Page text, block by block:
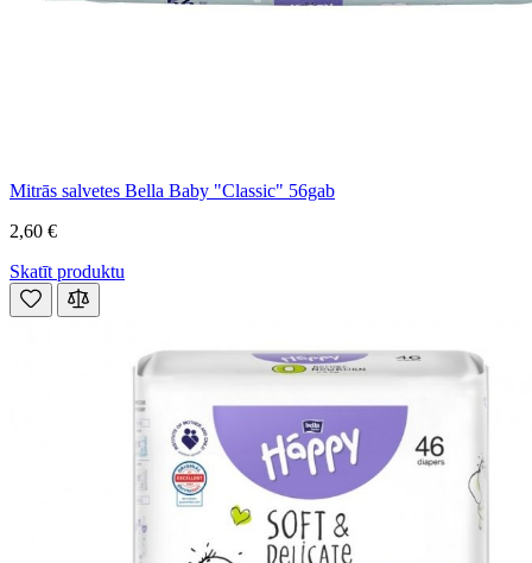
Mitrās salvetes Bella Baby "Classic" 56gab
2,60 €
Skatīt produktu